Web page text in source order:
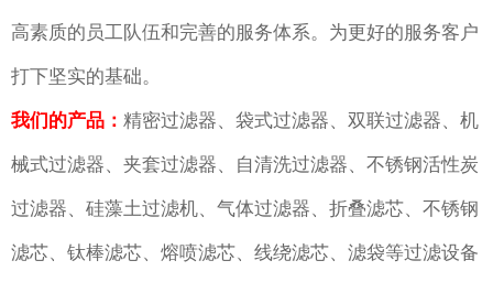
高素质的员工队伍和完善的服务体系。为更好的服务客户
打下坚实的基础。
我们的产品： 精密过滤器、袋式过滤器、双联过滤器、机
械式过滤器、夹套过滤器、自清洗过滤器、不锈钢活性炭
过滤器、硅藻土过滤机、气体过滤器、折叠滤芯、不锈钢
滤芯、钛棒滤芯、熔喷滤芯、线绕滤芯、滤袋等过滤设备